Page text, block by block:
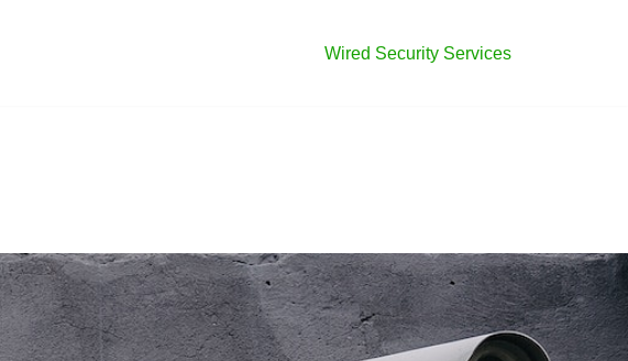
Wired Security Services